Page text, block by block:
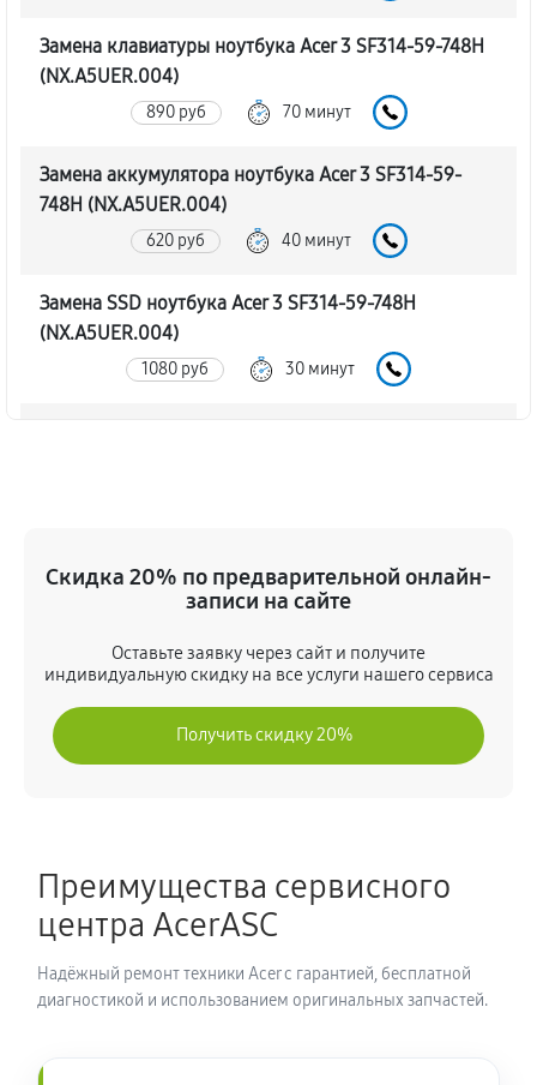
Замена клавиатуры ноутбука Acer 3 SF314-59-748H
(NX.A5UER.004)
890 руб 70 минут
Замена аккумулятора ноутбука Acer 3 SF314-59-
748H (NX.A5UER.004)
620 руб 40 минут
Замена SSD ноутбука Acer 3 SF314-59-748H
(NX.A5UER.004)
1080 руб 30 минут
990 руб 80 минут
Замена шлейфа матрицы
Замена термопасты ноутбука Acer 3 SF314-59-748H
Замена системы охлаждения
1480 руб
Замена процессора ноутбука Acer 3 SF314-59-748H
(NX.A5UER.004)
Скидка 20% по предварительной онлайн-
записи на сайте
Оставьте заявку через сайт и получите
индивидуальную скидку на все услуги нашего сервиса
Получить скидку 20%
Преимущества сервисного
центра AcerASC
Надёжный ремонт техники Acer с гарантией, бесплатной
диагностикой и использованием оригинальных запчастей.